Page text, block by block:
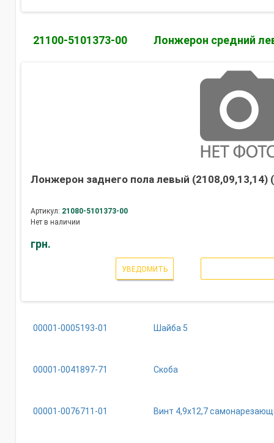
21100-5101373-00 Лонжерон средний
Лонжерон заднего пола левый (2108,09,13,14)
Артикул: 21080-5101373-00
Нет в наличии
грн.
УВЕДОМИТЬ
00001-0005193-01 Шайба 5
00001-0041897-71 Скоба
00001-0076711-01 Винт 4,9х12,7